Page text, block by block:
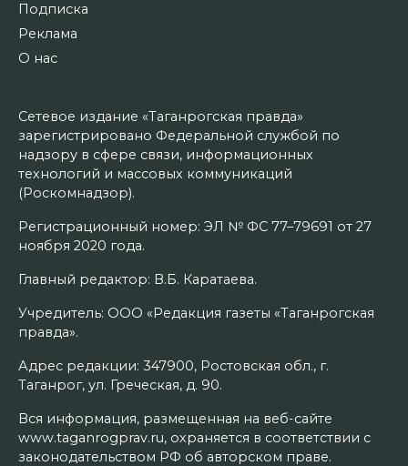
Подписка
Реклама
О нас
Сетевое издание «Таганрогская правда»
зарегистрировано Федеральной службой по
надзору в сфере связи, информационных
технологий и массовых коммуникаций
(Роскомнадзор).
Регистрационный номер: ЭЛ № ФС 77–79691 от 27
ноября 2020 года.
Главный редактор: В.Б. Каратаева.
Учредитель: ООО «Редакция газеты «Таганрогская
правда».
Адрес редакции: 347900, Ростовская обл., г.
Таганрог, ул. Греческая, д. 90.
Вся информация, размещенная на веб-сайте
www.taganrogprav.ru, охраняется в соответствии с
законодательством РФ об авторском праве.